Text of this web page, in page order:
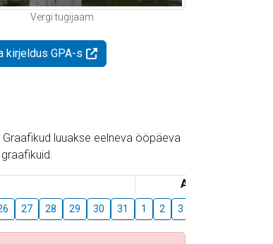
Vergi tugijaam
kirjeldus GPA-s
luuakse eelneva ööpäeva
August
27 28 29 30 31 1 2 3